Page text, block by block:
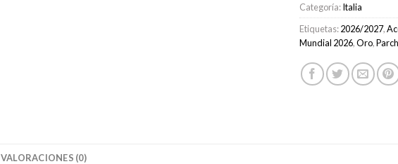
Categoría:Italia
Etiquetas:2026/2027,
Mundial 2026,Oro,
VALORACIONES (0)